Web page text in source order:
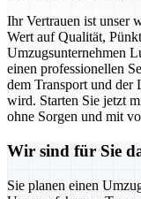
Ihr Vertrauen ist unser
Wert auf Qualität,
Umzugsunternehmen
einen professionellen
dem Transport und der
wird. Starten Sie jetzt
ohne Sorgen und mit
Wir sind für Sie
Sie planen einen